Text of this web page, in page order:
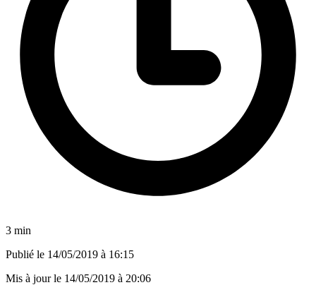
3 min
Publié le 14/05/2019 à 16:15
Mis à jour le 14/05/2019 à 20:06